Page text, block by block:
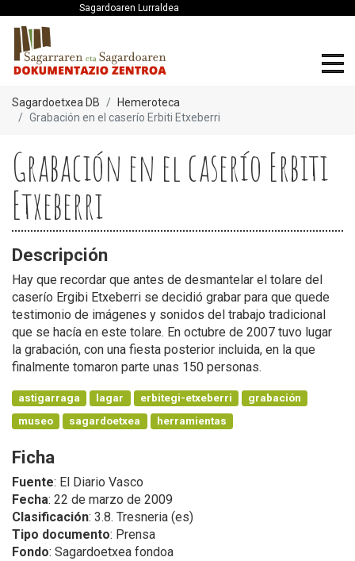
Sagardoaren Lurraldea
Sagardoetxea DB
Hemeroteca
Grabación en el caserío Erbiti Etxeberri
Grabación en el caserío Erbiti
Etxeberri
Descripción
Hay que recordar que antes de desmantelar el tolare del
caserío Ergibi Etxeberri se decidió grabar para que quede
testimonio de imágenes y sonidos del trabajo tradicional
que se hacía en este tolare. En octubre de 2007 tuvo lugar
la grabación, con una fiesta posterior incluida, en la que
finalmente tomaron parte unas 150 personas.
astigarraga lagar erbitegi-etxeberri
grabación
museo
sagardoetxea herramientas
Ficha
Fuente: El Diario Vasco
Fecha: 22 de marzo de 2009
Clasificación: 3.8. Tresneria (es)
Tipo documento: Prensa
Fondo: Sagardoetxea fondoa